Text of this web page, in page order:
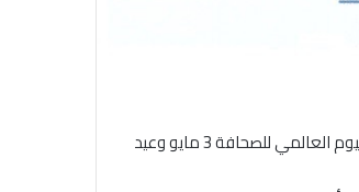
يطالب الاتحاد العام للصحفيين العرب بتحرير الصحافة والإعلام من البيروقراطية الحكومية نتيجة القيود المشددة والعقوبات السالبة للحرية ، وذلك بمناسبة اليوم العالمي للصحافة 3 مايو وعيد
للصحفيين العرب يطالب